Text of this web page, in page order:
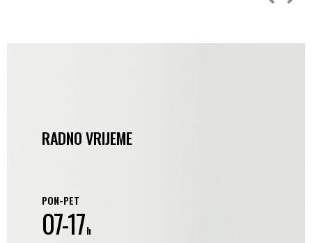
RADNO VRIJEME
PON-PET
07-17h